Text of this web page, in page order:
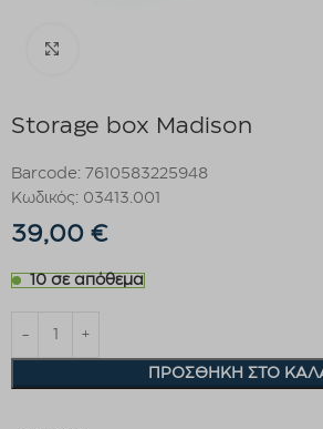
Storage box Madison
Barcode: 7610583225948
Κωδικός: 03413.001
39,00 €
10 σε απόθεμα
ΠΡΟΣΘΉΚΗ ΣΤΟ